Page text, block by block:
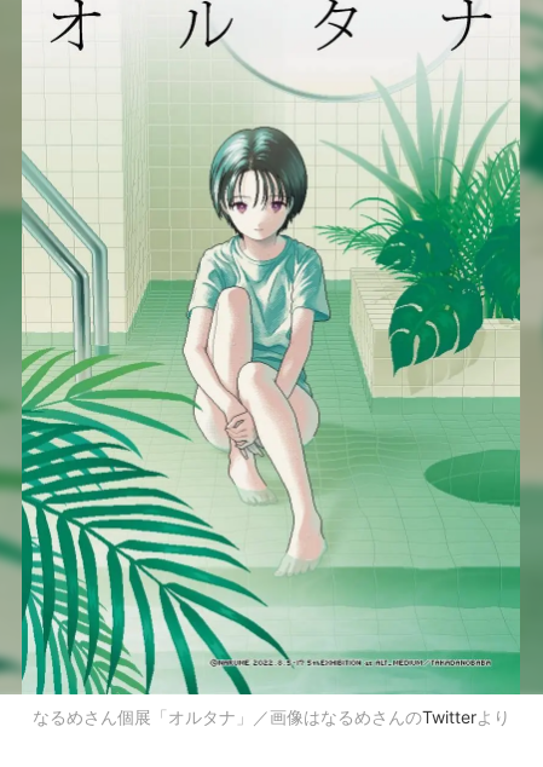
なるめさん個展「オルタナ」／画像はなるめさんのTwitterより